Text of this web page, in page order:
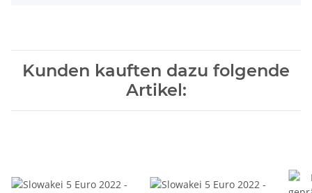
Kunden kauften dazu folgende
Artikel: